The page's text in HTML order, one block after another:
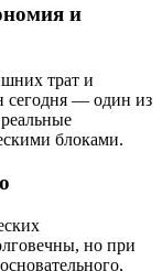
и
трат и
сегодня — один из
блоками.
но при